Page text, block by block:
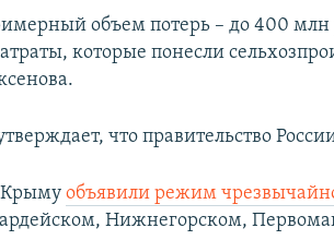
объем потерь – до 400
которые понесли
что правительство
Крымуобъявили режим
Нижнегорском,